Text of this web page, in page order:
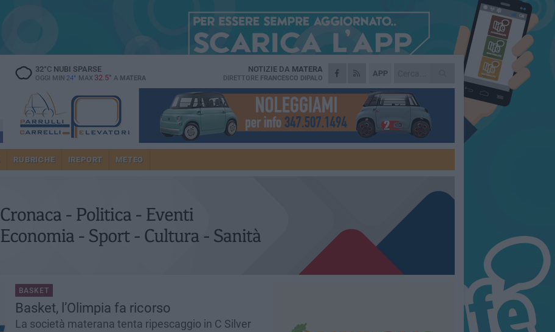
32°CNUBI SPARSE
OGGI MIN 24° MAX 32.5° A MATERA
APP
NOTIZIE DA MATERA
DIRETTORE FRANCESCO DIPALO
RUBRICHE IREPORT METEO
BASKET
Basket, l’Olimpia fa ricorso
La società materana tenta ripescaggio in C Silver